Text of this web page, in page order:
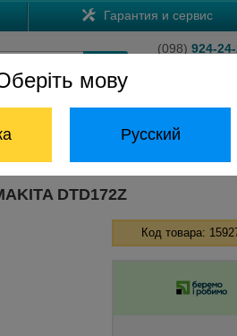
мову
Русский
Гарантия и сервис
(098) 924-
204-
824-
(068) 824-24-24
DTD172Z
Код товара: